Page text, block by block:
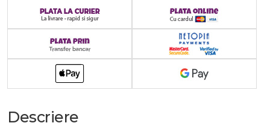
Descriere